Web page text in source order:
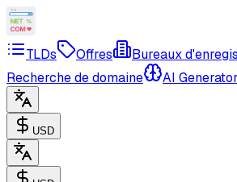
TLDs Offres
Bureaux
Recherche de domaine
AI Generator
USD